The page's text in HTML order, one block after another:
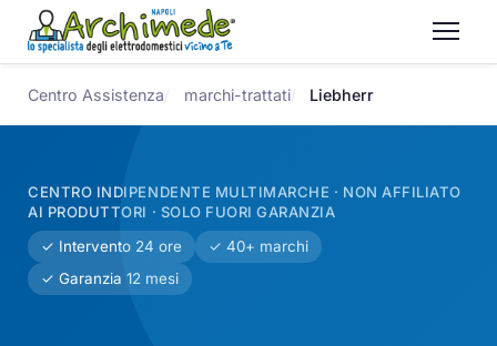
Centro Assistenza marchi-trattati Liebherr
CENTRO INDIPENDENTE MULTIMARCHE · NON AFFILIATO
AI PRODUTTORI · SOLO FUORI GARANZIA
✓ Intervento 24 ore
✓ 40+ marchi
✓ Garanzia 12 mesi